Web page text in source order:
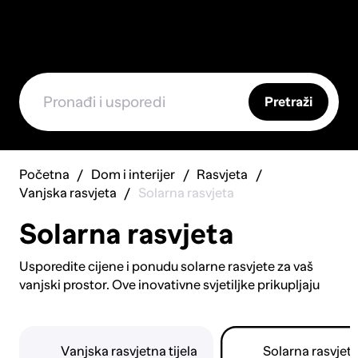
Pretraži
Početna Dom i interijer
Rasvjeta
Vanjska rasvjeta
Solarna rasvjeta
Solarna rasvjeta
Usporedite cijene i ponudu solarne rasvjete za vaš
vanjski prostor. Ove inovativne svjetiljke prikupljaju
električnim instalacijama. Pronađite solarne lampe za
Vanjska rasvjetna tijela Solarna rasvjeta